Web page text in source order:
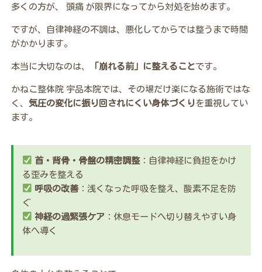
多くの方が、 頭痛 が限界になってから対処を始めます。
ですが、自律神経の不調は、悪化してからでは整うまで時間
がかかります。
本当に大切なのは、 「崩れる前」に整えることです。
かねこ整体院 宇品本院では、その場だけ楽になる施術ではな
く、 気圧の変化に振り回されにくい身体づくりを重視してい
ます。
首・背骨・骨盤の精密調整：自律神経に負担をかけ
る歪みを整える
呼吸の改善：浅くなった呼吸を整え、酸素不足を防
ぐ
神経の過緊張ケア ：休息モードへ切り替えやすい身
体へ導く